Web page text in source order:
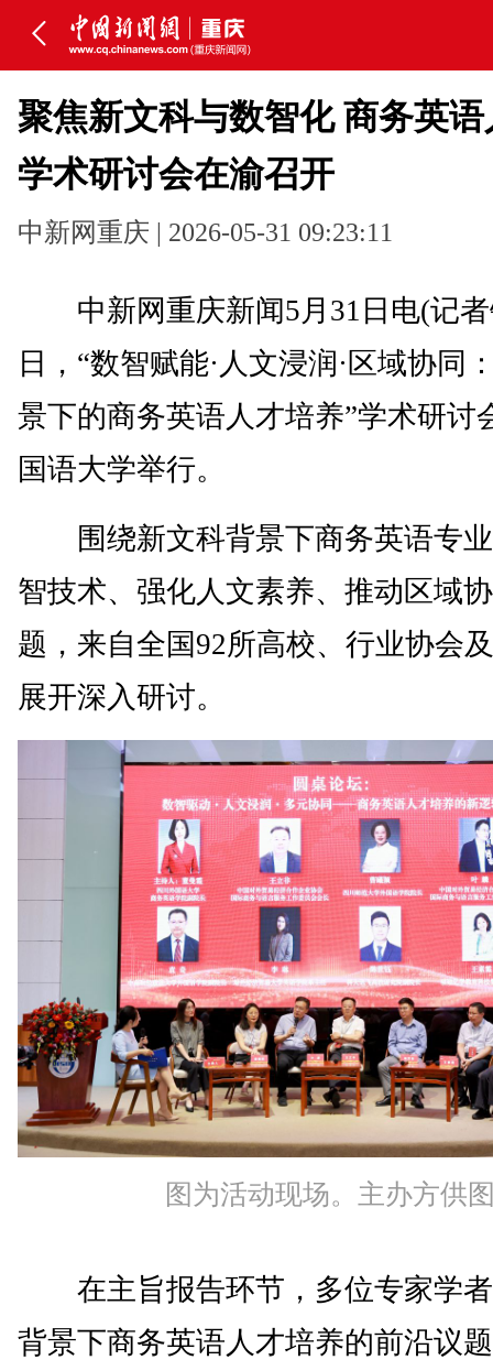
聚焦新文科与数智化 商务英
学术研讨会在渝召开
中新网重庆 | 2026-05-31 09:23:11
中新网重庆新闻5月31日电(记者
日，“数智赋能·人文浸润·区域协同
景下的商务英语人才培养”学术研讨
国语大学举行。
围绕新文科背景下商务英语专业
智技术、强化人文素养、推动区域
题，来自全国92所高校、行业协会
展开深入研讨。
图为活动现场。主办方供
在主旨报告环节，多位专家学者
背景下商务英语人才培养的前沿议